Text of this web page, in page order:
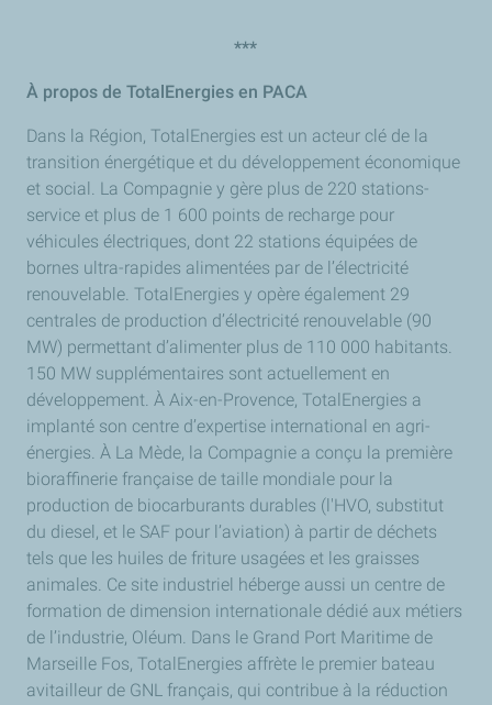
***
À propos de TotalEnergies en PACA
Dans la Région, TotalEnergies est un acteur clé de la
transition énergétique et du développement économique
et social. La Compagnie y gère plus de 220 stations-
service et plus de 1 600 points de recharge pour
véhicules électriques, dont 22 stations équipées de
bornes ultra-rapides alimentées par de l’électricité
renouvelable. TotalEnergies y opère également 29
centrales de production d’électricité renouvelable (90
MW) permettant d’alimenter plus de 110 000 habitants.
150 MW supplémentaires sont actuellement en
développement. À Aix-en-Provence, TotalEnergies a
implanté son centre d’expertise international en agri-
énergies. À La Mède, la Compagnie a conçu la première
bioraffinerie française de taille mondiale pour la
production de biocarburants durables (l'HVO, substitut
du diesel, et le SAF pour l’aviation) à partir de déchets
tels que les huiles de friture usagées et les graisses
animales. Ce site industriel héberge aussi un centre de
formation de dimension internationale dédié aux métiers
de l’industrie, Oléum. Dans le Grand Port Maritime de
Marseille Fos, TotalEnergies affrète le premier bateau
avitailleur de GNL français, qui contribue à la réduction